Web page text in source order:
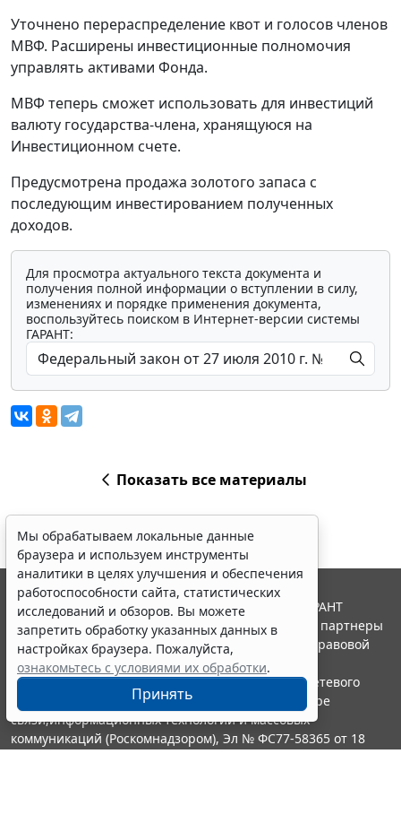
Уточнено перераспределение квот и голосов членов
МВФ. Расширены инвестиционные полномочия
управлять активами Фонда.
МВФ теперь сможет использовать для инвестиций
валюту государства-члена, хранящуюся на
Инвестиционном счете.
Предусмотрена продажа золотого запаса с
последующим инвестированием полученных
доходов.
Для просмотра актуального текста документа и
получения полной информации о вступлении в силу,
изменениях и порядке применения документа,
воспользуйтесь поиском в Интернет-версии системы
ГАРАНТ:
Показать все материалы
Мы обрабатываем локальные данные
браузера и используем инструменты
аналитики в целях улучшения и обеспечения
работоспособности сайта, статистических
исследований и обзоров. Вы можете
запретить обработку указанных данных в
настройках браузера. Пожалуйста,
ознакомьтесь с условиями их обработки.
Принять
© ООО "НПП "ГАРАНТ-СЕРВИС", 2026. Система ГАРАНТ
выпускается с 1990 года. Компания "Гарант" и ее партнеры
являются участниками Российской ассоциации правовой
информации ГАРАНТ.
Портал ГАРАНТ.РУ зарегистрирован в качестве сетевого
издания Федеральной службой по надзору в сфере
связи,информационных технологий и массовых
коммуникаций (Роскомнадзором), Эл № ФС77-58365 от 18